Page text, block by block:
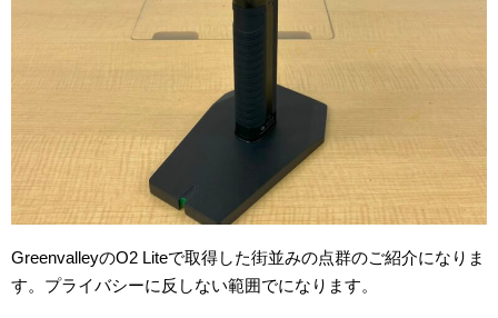
GreenvalleyのO2 Liteで取得した街並みの点群のご紹介になりま
す。プライバシーに反しない範囲でになります。